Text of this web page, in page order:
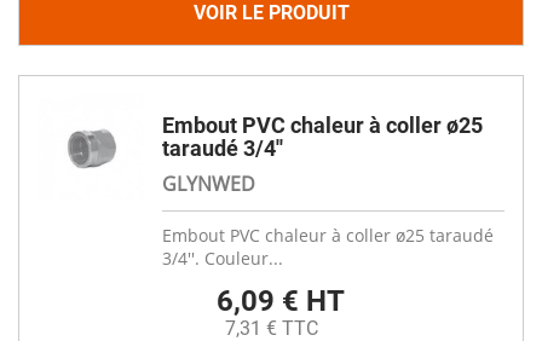
VOIR LE PRODUIT
Embout PVC chaleur à coller ø25
taraudé 3/4''
GLYNWED
Embout PVC chaleur à coller ø25 taraudé
3/4''. Couleur...
6,09 € HT
7,31 € TTC